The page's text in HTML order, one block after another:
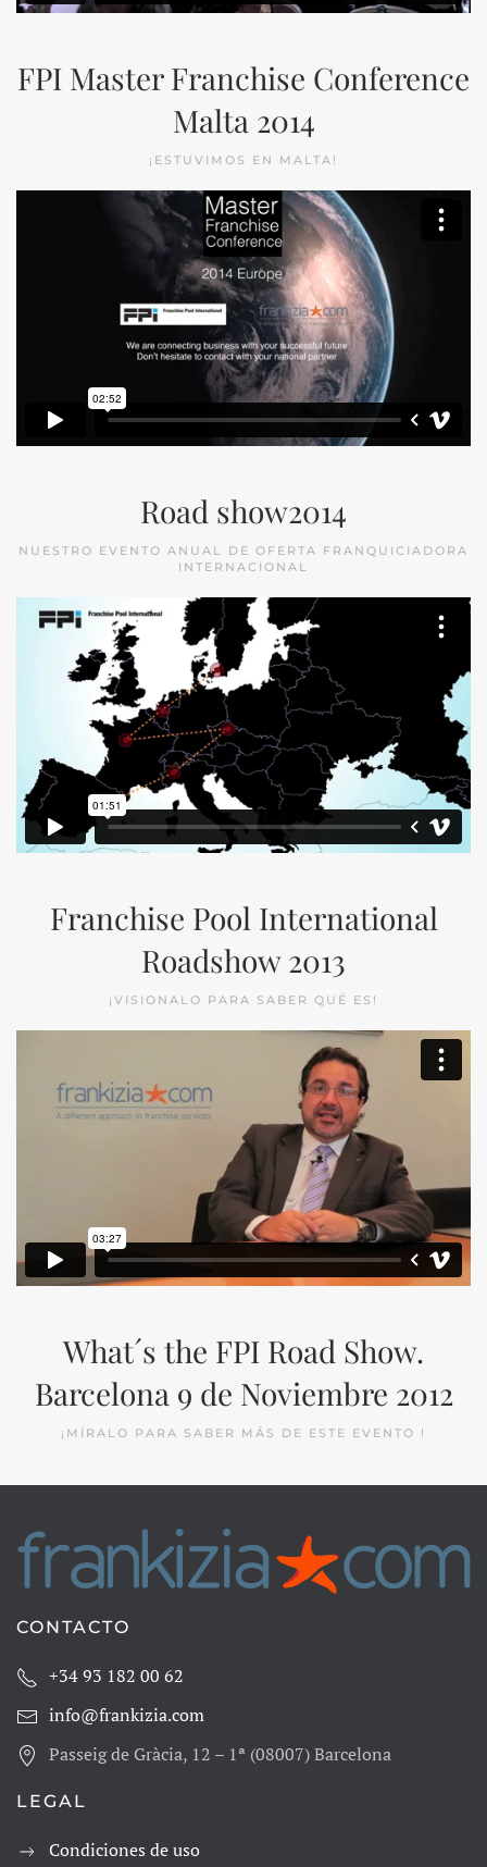
FPI Master Franchise Conference
Malta 2014
¡ESTUVIMOS EN MALTA!
Road show2014
NUESTRO EVENTO ANUAL DE OFERTA FRANQUICIADORA
INTERNACIONAL
Franchise Pool International
Roadshow 2013
¡VISIONALO PARA SABER QUÉ ES!
What´s the FPI Road Show.
Barcelona 9 de Noviembre 2012
¡MÍRALO PARA SABER MÁS DE ESTE EVENTO !
CONTACTO
+34 93 182 00 62
info@frankizia.com
Passeig de Gràcia, 12 – 1ª (08007) Barcelona
LEGAL
Condiciones de uso